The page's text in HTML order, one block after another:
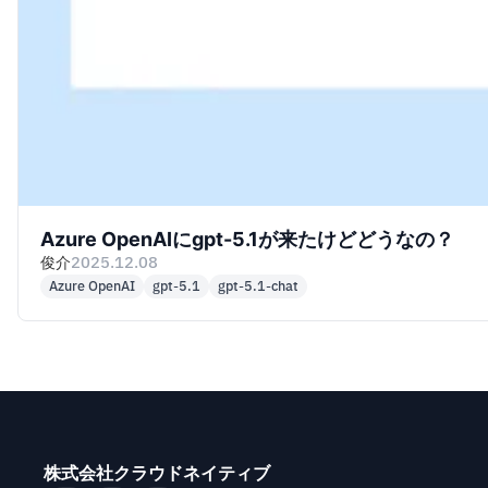
Azure OpenAIにgpt-5.1が来たけどどうなの？
俊介2025.12.08
Azure OpenAI gpt-5.1 gpt-5.1-chat
株式会社クラウドネイティブ